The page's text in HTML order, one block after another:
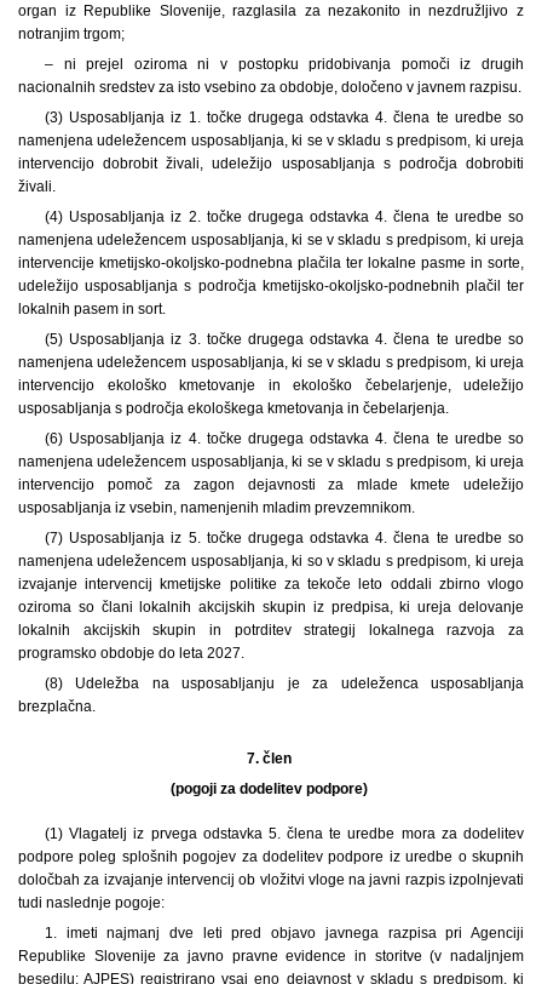
organ iz Republike Slovenije, razglasila za nezakonito in nezdružljivo z
notranjim trgom;
– ni prejel oziroma ni v postopku pridobivanja pomoči iz drugih
nacionalnih sredstev za isto vsebino za obdobje, določeno v javnem razpisu.
(3) Usposabljanja iz 1. točke drugega odstavka 4. člena te uredbe so
namenjena udeležencem usposabljanja, ki se v skladu s predpisom, ki ureja
intervencijo dobrobit živali, udeležijo usposabljanja s področja dobrobiti
živali.
(4) Usposabljanja iz 2. točke drugega odstavka 4. člena te uredbe so
namenjena udeležencem usposabljanja, ki se v skladu s predpisom, ki ureja
intervencije kmetijsko-okoljsko-podnebna plačila ter lokalne pasme in sorte,
udeležijo usposabljanja s področja kmetijsko-okoljsko-podnebnih plačil ter
lokalnih pasem in sort.
(5) Usposabljanja iz 3. točke drugega odstavka 4. člena te uredbe so
namenjena udeležencem usposabljanja, ki se v skladu s predpisom, ki ureja
intervencijo ekološko kmetovanje in ekološko čebelarjenje, udeležijo
usposabljanja s področja ekološkega kmetovanja in čebelarjenja.
(6) Usposabljanja iz 4. točke drugega odstavka 4. člena te uredbe so
namenjena udeležencem usposabljanja, ki se v skladu s predpisom, ki ureja
intervencijo pomoč za zagon dejavnosti za mlade kmete udeležijo
usposabljanja iz vsebin, namenjenih mladim prevzemnikom.
(7) Usposabljanja iz 5. točke drugega odstavka 4. člena te uredbe so
namenjena udeležencem usposabljanja, ki so v skladu s predpisom, ki ureja
izvajanje intervencij kmetijske politike za tekoče leto oddali zbirno vlogo
oziroma so člani lokalnih akcijskih skupin iz predpisa, ki ureja delovanje
lokalnih akcijskih skupin in potrditev strategij lokalnega razvoja za
programsko obdobje do leta 2027.
(8) Udeležba na usposabljanju je za udeleženca usposabljanja
brezplačna.
7. člen
(pogoji za dodelitev podpore)
(1) Vlagatelj iz prvega odstavka 5. člena te uredbe mora za dodelitev
podpore poleg splošnih pogojev za dodelitev podpore iz uredbe o skupnih
določbah za izvajanje intervencij ob vložitvi vloge na javni razpis izpolnjevati
tudi naslednje pogoje:
1. imeti najmanj dve leti pred objavo javnega razpisa pri Agenciji
Republike Slovenije za javno pravne evidence in storitve (v nadaljnjem
besedilu: AJPES) registrirano vsaj eno dejavnost v skladu s predpisom, ki